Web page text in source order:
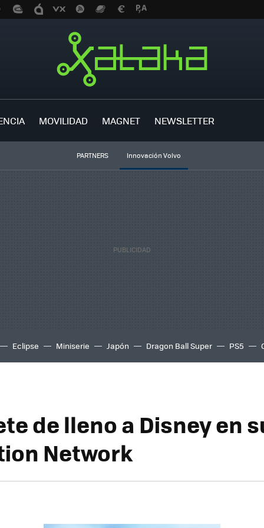
MOVILIDAD MAGNET NEWSLETTER
PARTNERS Innovación Volvo
Eclipse Miniserie Japón Dragon Ball Super PS5
de lleno a Disney en
Network